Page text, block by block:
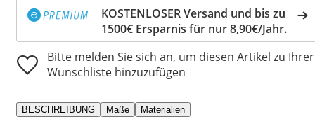
KOSTENLOSER Versand und bis zu
1500€ Ersparnis für nur 8,90€/Jahr.
Bitte melden Sie sich an, um diesen Artikel zu Ihrer
Wunschliste hinzuzufügen
BESCHREIBUNG Maße Materialien